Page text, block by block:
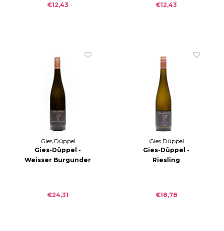
gemaaid bergweide.
€12,43 €12,43
Gies Düppel
Gies-Düppel -
Weisser Burgunder
€24,31
Gies Düppel
Gies-Düppel -
Riesling
€18,78